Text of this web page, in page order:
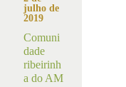
julho de
2019
Comuni
dade
ribeirinh
a do AM